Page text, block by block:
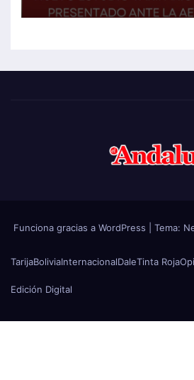
Funciona gracias a WordPress Tema:
TarijaBoliviaInternacionalDaleTinta Roja
Edición Digital